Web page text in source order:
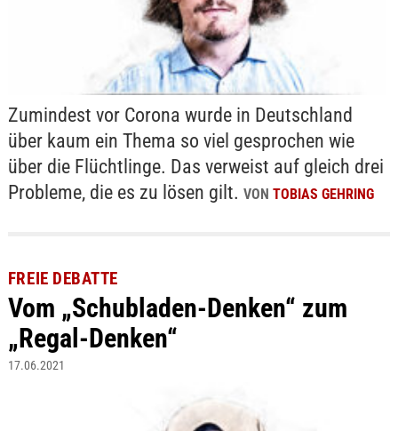
Zumindest vor Corona wurde in Deutschland
über kaum ein Thema so viel gesprochen wie
über die Flüchtlinge. Das verweist auf gleich drei
Probleme, die es zu lösen gilt. VON TOBIAS GEHRING
FREIE DEBATTE
Vom „Schubladen-Denken“ zum
„Regal-Denken“
17.06.2021